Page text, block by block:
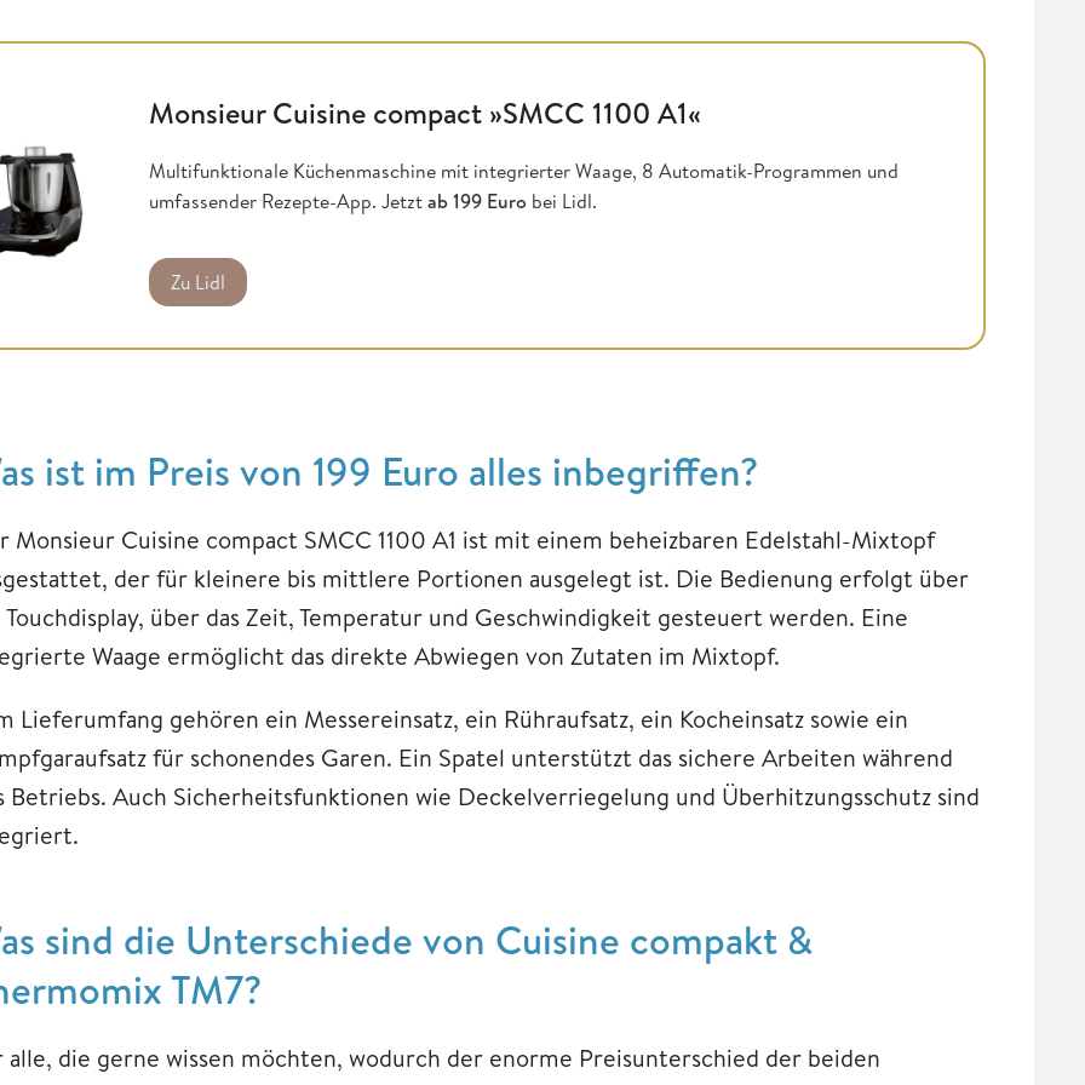
Monsieur Cuisine compact »SMCC 1100 A1«
Multifunktionale Küchenmaschine mit integrierter Waage, 8 Automatik-Programmen und
umfassender Rezepte-App. Jetztab 199 Euro bei Lidl.
Zu Lidl
ist im Preis von 199 Euro alles inbegriffen?
Monsieur Cuisine compact SMCC 1100 A1 ist mit einem beheizbaren Edelstahl-Mixtopf
der für kleinere bis mittlere Portionen ausgelegt ist. Die Bedienung erfolgt über
Touchdisplay, über das Zeit, Temperatur und Geschwindigkeit gesteuert werden. Eine
Waage ermöglicht das direkte Abwiegen von Zutaten im Mixtopf.
Lieferumfang gehören ein Messereinsatz, ein Rühraufsatz, ein Kocheinsatz sowie ein
für schonendes Garen. Ein Spatel unterstützt das sichere Arbeiten während
Betriebs. Auch Sicherheitsfunktionen wie Deckelverriegelung und Überhitzungsschutz sind
sind die Unterschiede von Cuisine compakt &
TM7?
alle, die gerne wissen möchten, wodurch der enorme Preisunterschied der beiden